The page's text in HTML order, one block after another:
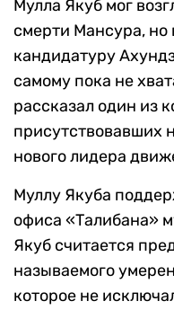
Мулла Якуб мог
смерти Мансура, но
кандидатуру
самому пока не
рассказал один из
присутствовавших
нового лидера
Муллу Якуба
офиса «Талибана»
Якуб считается
называемого
которое не